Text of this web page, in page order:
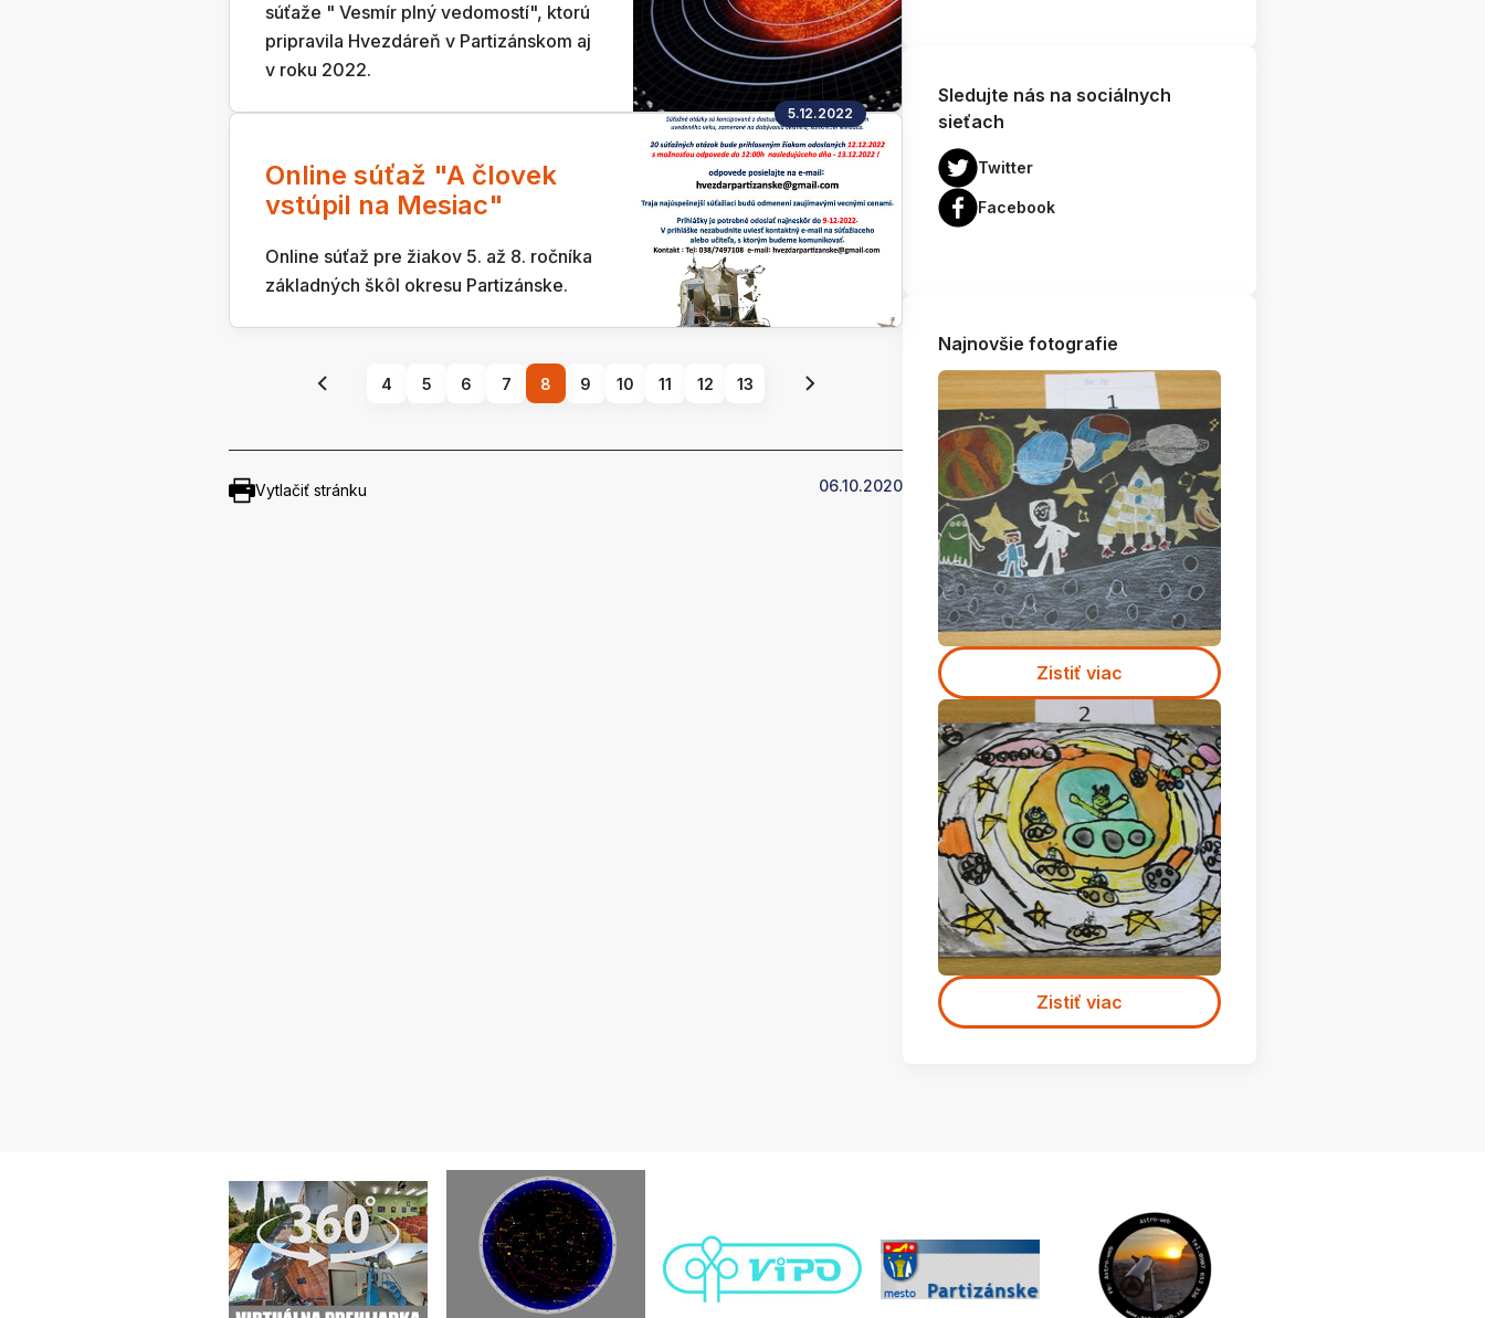
súťaže " Vesmír plný vedomostí", ktorú
pripravila Hvezdáreň v Partizánskom aj
v roku 2022.
5.12.2022
Online súťaž "A človek
vstúpil na Mesiac"
Online súťaž pre žiakov 5. až 8. ročníka
základných škôl okresu Partizánske.
4 5 6 7 8 9 10 11 12 13
Vytlačiť stránku 06.10.2020
Sledujte nás na sociálnych
sieťach
Twitter
Facebook
Najnovšie fotografie
Zistiť viac
Zistiť viac